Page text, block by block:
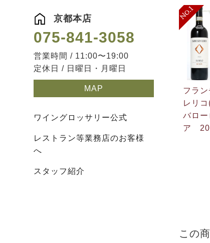
京都本店
075-841-3058
営業時間 / 11:00〜19:00
定休日 / 日曜日・月曜日
MAP
ワイングロッサリー公式
レストラン等業務店のお客様
へ
スタッフ紹介
フラン
レリ
バロ
ア
この